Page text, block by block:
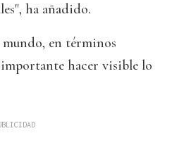
ha añadido.
en términos
hacer visible lo